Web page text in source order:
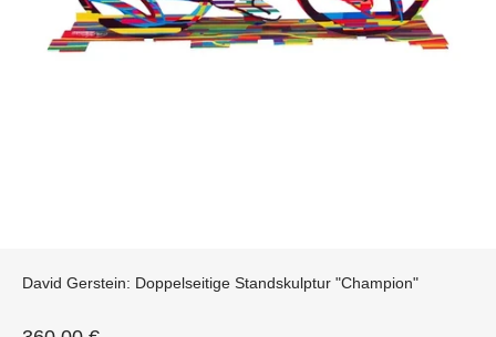
David Gerstein: Doppelseitige Standskulptur "Champion"